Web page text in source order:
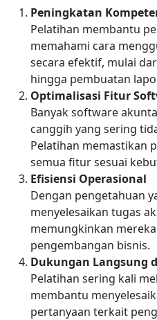
Peningkatan
Pelatihan membantu
memahami cara
secara efektif, mulai
hingga pembuatan
Optimalisasi Fitur
Banyak software
canggih yang sering
Pelatihan memastikan
semua fitur sesuai
Efisiensi Operasional
Dengan pengetahuan
menyelesaikan tugas
memungkinkan
pengembangan bisnis.
Dukungan Langsung
Pelatihan sering kali
membantu
pertanyaan terkait